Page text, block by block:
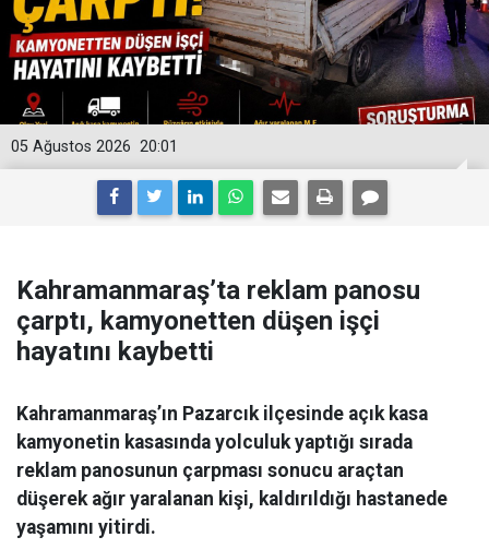
20:01
05 Ağustos 2026
Kahramanmaraş’ta reklam panosu
çarptı, kamyonetten düşen işçi
hayatını kaybetti
Kahramanmaraş’ın Pazarcık ilçesinde açık kasa
kamyonetin kasasında yolculuk yaptığı sırada
reklam panosunun çarpması sonucu araçtan
düşerek ağır yaralanan kişi, kaldırıldığı hastanede
yaşamını yitirdi.